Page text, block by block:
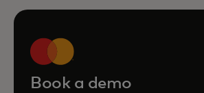
Book a demo